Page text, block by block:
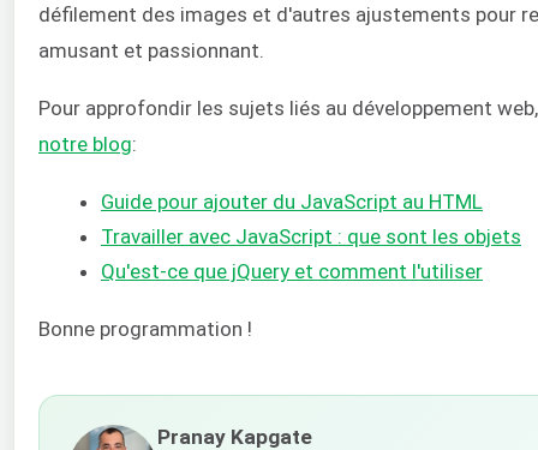
défilement des images et d'autres ajustements pour
amusant et passionnant.
Pour approfondir les sujets liés au développement
notre blog:
Guide pour ajouter du JavaScript au HTML
Travailler avec JavaScript : que sont les objets
Qu'est-ce que jQuery et comment l'utiliser
Bonne programmation !
Pranay Kapgate